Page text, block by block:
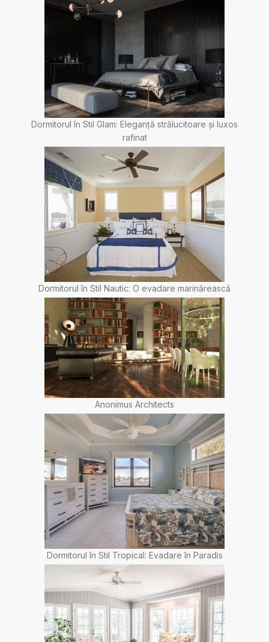
Dormitorul în Stil Glam: Eleganță strălucitoare și luxos
rafinat
Dormitorul în Stil Nautic: O evadare marinărească
Anonimus Architects
Dormitorul în Stil Tropical: Evadare în Paradis